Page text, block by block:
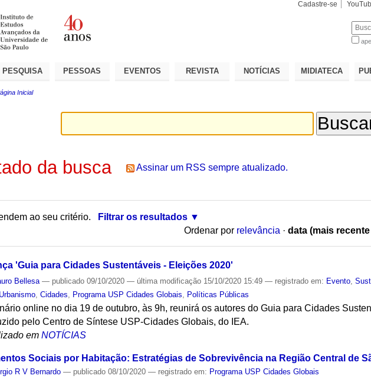
Cadastre-se
PESQUISA PESSOAS EVENTOS REVISTA NOTÍCIAS MIDIATECA
Inicial
da busca Assinar um RSS sempre atualizado.
ao seu critério.
Filtrar os resultados
Ordenar por relevância · data (mais
'Guia para Cidades Sustentáveis - Eleições 2020'
Bellesa — publicado 09/10/2020— última modificação 15/10/2020 15:49— registrado em: Evento ,
Urbanismo ,Cidades Programa USP Cidades Globais Políticas Públicas
online no dia 19 de outubro, às 9h, reunirá os autores do Guia para Cidades
pelo Centro de Síntese USP-Cidades Globais, do IEA.
em NOTÍCIAS
Sociais por Habitação: Estratégias de Sobrevivência na Região Central de
R V Bernardo — publicado 08/10/2020— registrado em: Programa USP Cidades Globais